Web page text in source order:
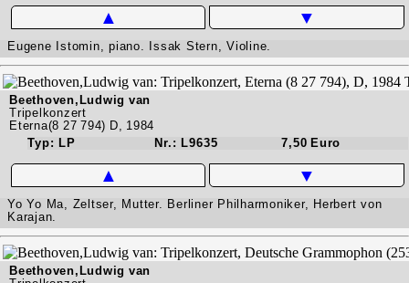
▲ ▼
Eugene Istomin, piano. Issak Stern, Violine.
Beethoven,Ludwig van
Tripelkonzert
Eterna(8 27 794) D, 1984
Typ: LP
Nr.: L9635 7,50 Euro
▲ ▼
Yo Yo Ma, Zeltser, Mutter. Berliner Philharmoniker, Herbert von
Karajan.
Beethoven,Ludwig van